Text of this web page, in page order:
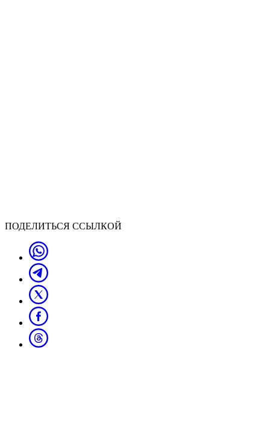
ПОДЕЛИТЬСЯ ССЫЛКОЙ